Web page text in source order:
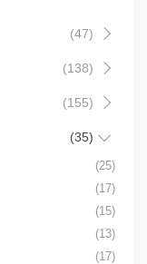
(47)
(138)
(155)
(35)
(25)
(17)
(15)
(13)
(17)